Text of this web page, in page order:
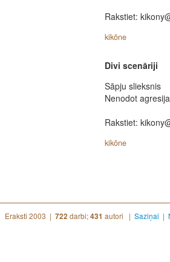
Rakstiet:
kikōne
Divi scenāriji
Sāpju slieksnis
Nenodot
Rakstiet:
kikōne
Eraksti 2003 | 722 darbi;431 autori | Saziņai |